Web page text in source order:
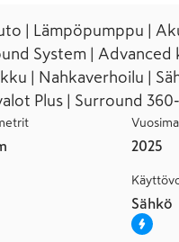
| Lämpöpumppu |
System | Advanced
| Nahkaverhoilu |
Plus | Surround
2025
Sähkö